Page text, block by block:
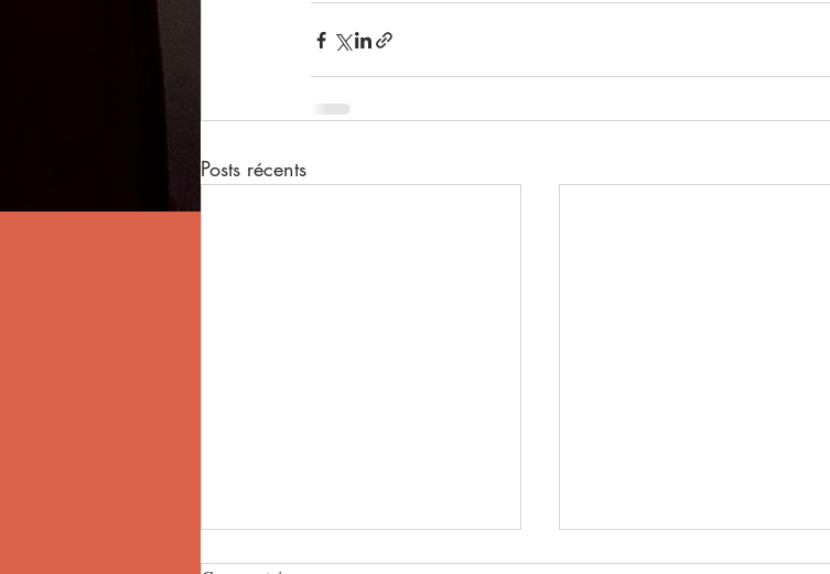
Posts récents